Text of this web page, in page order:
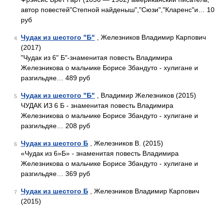
автор повестей"Степной найденыш","Сюзи","Кларенс"и… 10
руб
4 Чудак из шестого "Б" , Железников Владимир Карпович
(2017)
"Чудак из 6" Б"-знаменитая повесть Владимира
Железникова о мальчике Борисе Збандуто - хулигане и
разгильдяе… 489 руб
5 Чудак из шестого "Б" , Владимир Железников (2015)
ЧУДАК ИЗ 6 Б - знаменитая повесть Владимира
Железникова о мальчике Борисе Збандуто - хулигане и
разгильдяе… 208 руб
6 Чудак из шестого Б , Железников В. (2015)
«Чудак из 6»Б» - знаменитая повесть Владимира
Железникова о мальчике Борисе Збандуто - хулигане и
разгильдяе… 369 руб
7 Чудак из шестого Б , Железников Владимир Карпович
(2015)